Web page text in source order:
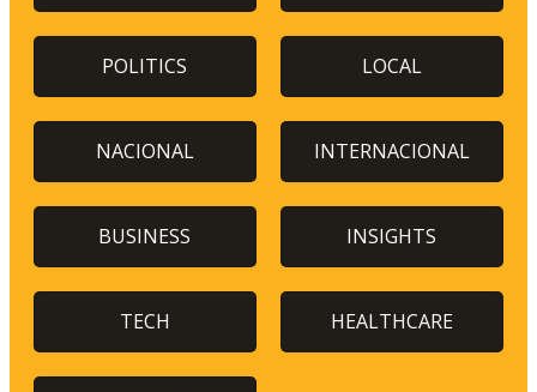
POLITICS LOCAL
NACIONAL INTERNACIONAL
BUSINESS INSIGHTS
TECH HEALTHCARE